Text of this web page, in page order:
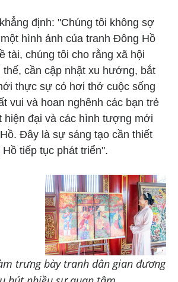
định: "Chúng tôi không sợ
hình ảnh của tranh Đông Hồ
tài, chúng tôi cho rằng xã hội
thế, cần cập nhật xu hướng, bắt
thực sự có hơi thở cuộc sống
vui và hoan nghênh các bạn trẻ
hiện đại và các hình tượng mới
Đây là sự sáng tạo cần thiết
tiếp tục phát triển".
trưng bày tranh dân gian đương